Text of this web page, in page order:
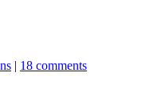
| 18 comments